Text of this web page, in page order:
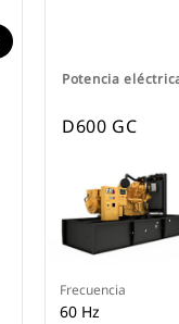
Potencia
D600 GC
Frecuencia
60 Hz